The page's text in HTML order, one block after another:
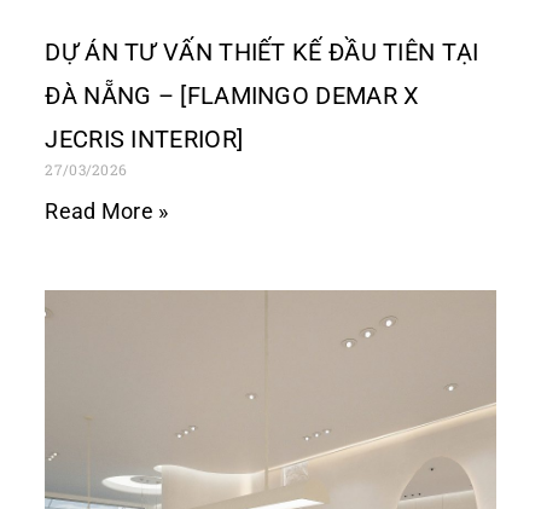
DỰ ÁN TƯ VẤN THIẾT KẾ ĐẦU TIÊN TẠI
ĐÀ NẴNG – [FLAMINGO DEMAR X
JECRIS INTERIOR]
27/03/2026
Read More »